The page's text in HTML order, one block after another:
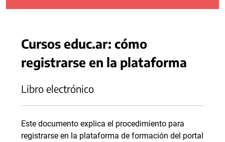
Cursos educ.ar: cómo
registrarse en la plataforma
Libro electrónico
Este documento explica el procedimiento para
registrarse en la plataforma de formación del portal